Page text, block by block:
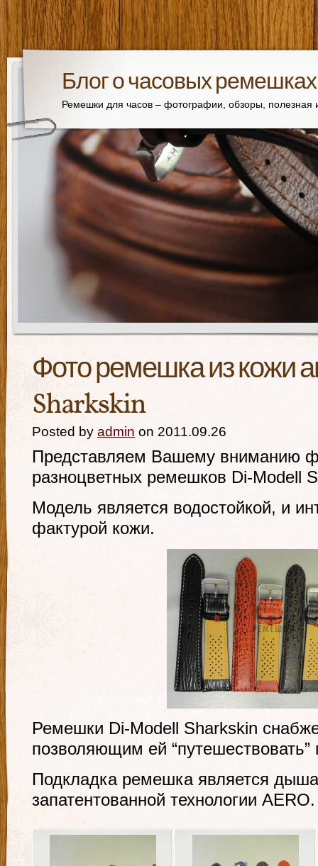
Блог о часовых ремешках
Ремешки для часов – фотографии, обзоры,
Фото ремешка из кожи
Sharkskin
Posted by admin on 2011.09.26
Представляем Вашему вниманию
разноцветных ремешков Di-Modell
Модель является водостойкой, и
фактурой кожи.
Ремешки Di-Modell Sharkskin
позволяющим ей
Подкладка ремешка является
запатентованной технологии AERO.